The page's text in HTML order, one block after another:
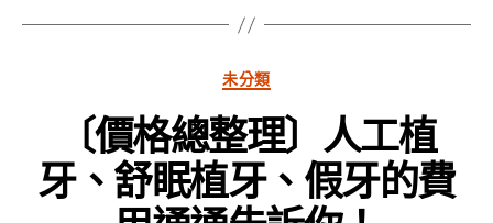
分
類
未分類
〔價格總整理〕人工植
牙、舒眠植牙、假牙的費